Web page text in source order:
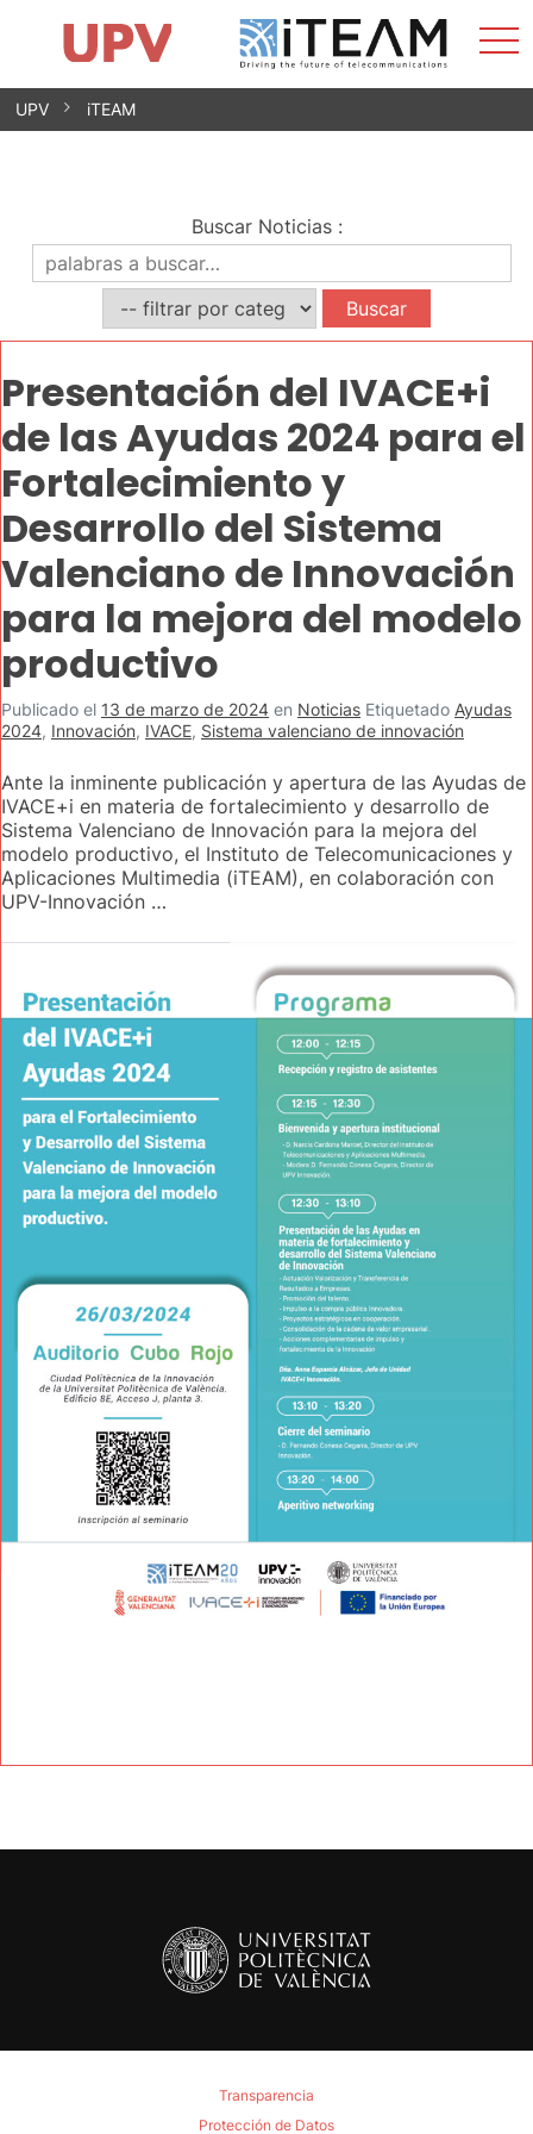
Saltar
Impacto
Grupos de investigación
Instalaciones
Spin-offs
Contacto
Prácticas
Noticias
Unidad de Igualdad
UPV iTEAM
Buscar Noticias:
Presentación del IVACE+i
de las Ayudas 2024 para el
Fortalecimiento y
Desarrollo del Sistema
Valenciano de Innovación
para la mejora del modelo
productivo
Publicado el 13 de marzo de 2024 en Noticias Etiquetado Ayudas
2024, Innovación, IVACE, Sistema valenciano de innovación
Ante la inminente publicación y apertura de las Ayudas de
IVACE+i en materia de fortalecimiento y desarrollo de
Sistema Valenciano de Innovación para la mejora del
modelo productivo, el Instituto de Telecomunicaciones y
Aplicaciones Multimedia (iTEAM), en colaboración con
UPV-Innovación …
Transparencia
Protección de Datos